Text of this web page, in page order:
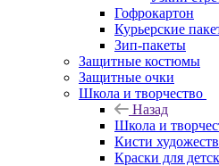
Гофрокартон
Курьерские
Зип-пакеты
Защитные костюмы
Защитные очки
Школа и творчество
Назад
Школа и
Кисти
Краски для